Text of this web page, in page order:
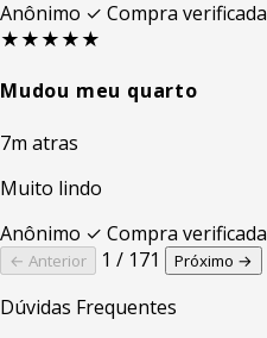
Anônimo ✓ Compra verificada
★★★★★
Mudou meu quarto
7m atras
Muito lindo
Anônimo ✓ Compra verificada
← Anterior 1 / 171 Próximo →
Dúvidas Frequentes